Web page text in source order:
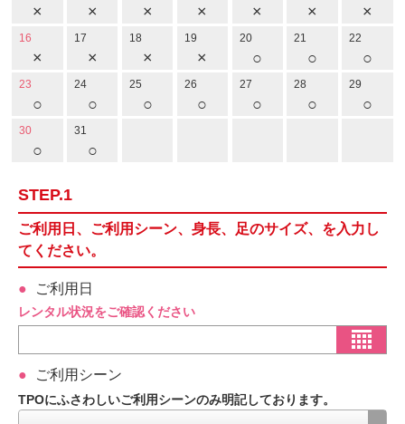
× × × × × × ×
16
×
17
×
18
×
19
×
20
○
21
○
22
○
23
○
24
○
25
○
26
○
27
○
28
○
29
○
30
○
31
○
STEP.1
ご利用日、ご利用シーン、身長、足のサイズ、を入力し
てください。
ご利用日
レンタル状況をご確認ください
ご利用シーン
TPOにふさわしいご利用シーンのみ明記しております。